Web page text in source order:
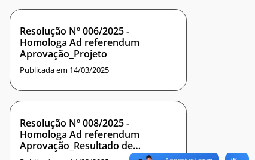
Resolução Nº 006/2025 -
Homologa Ad referendum
Aprovação_Projeto
Publicada em 14/03/2025
Resolução Nº 008/2025 -
Homologa Ad referendum
Aprovação_Resultado de
concurso